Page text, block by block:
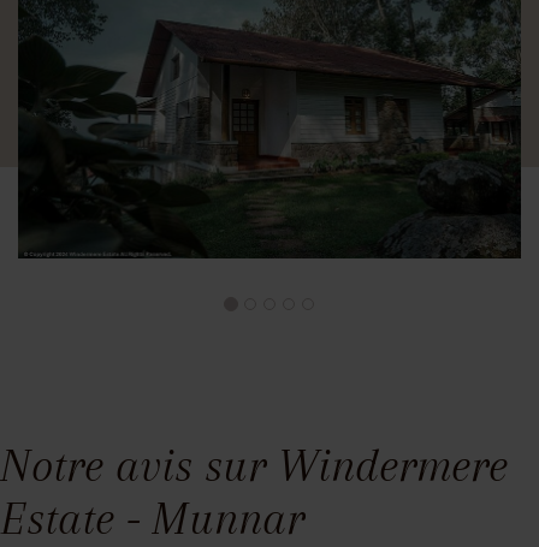
Notre avis sur Windermere
Estate - Munnar